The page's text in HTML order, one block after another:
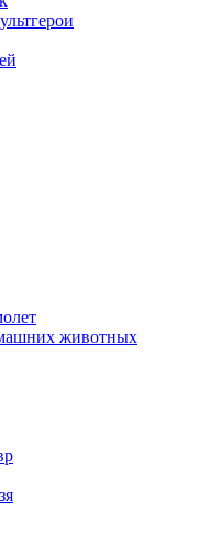
животных